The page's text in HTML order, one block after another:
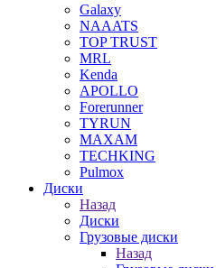
Galaxy
NAAATS
TOP TRUST
MRL
Kenda
APOLLO
Forerunner
TYRUN
MAXAM
TECHKING
Pulmox
Диски
Назад
Диски
Грузовые диски
Назад